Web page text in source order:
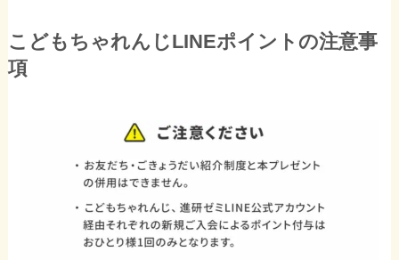
こどもちゃれんじLINEポイントの注意事
項